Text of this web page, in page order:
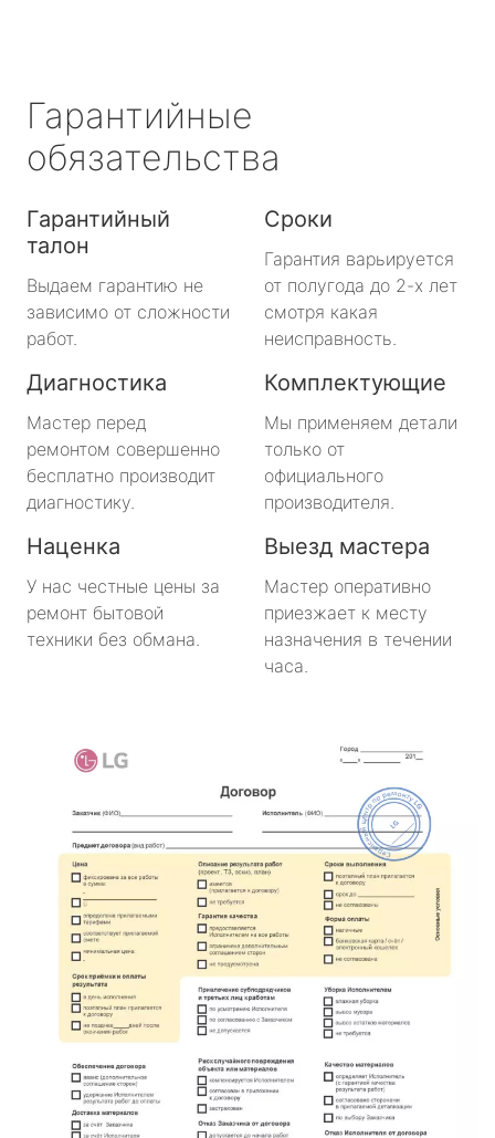
Гарантийные
обязательства
Гарантийный
талон
Выдаем гарантию не
зависимо от сложности
работ.
Сроки
Гарантия варьируется
от полугода до 2-х лет
смотря какая
неисправность.
Диагностика
Мастер перед
ремонтом совершенно
бесплатно производит
диагностику.
Комплектующие
Мы применяем детали
только от
официального
производителя.
Наценка
У нас честные цены за
ремонт бытовой
техники без обмана.
Выезд мастера
Мастер оперативно
приезжает к месту
назначения в течении
часа.